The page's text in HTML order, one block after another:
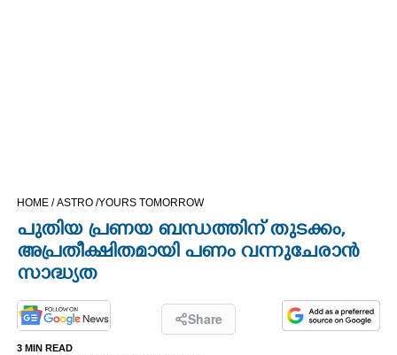
OPINION
PHOTOS
HOME /ASTRO /YOURS TOMORROW
പുതിയ പ്രണയ ബന്ധത്തിന് തുടക്കം,​
അപ്രതീക്ഷിതമായി പണം വന്നുചേരാൻ
സാദ്ധ്യത
Share
3 MIN READ